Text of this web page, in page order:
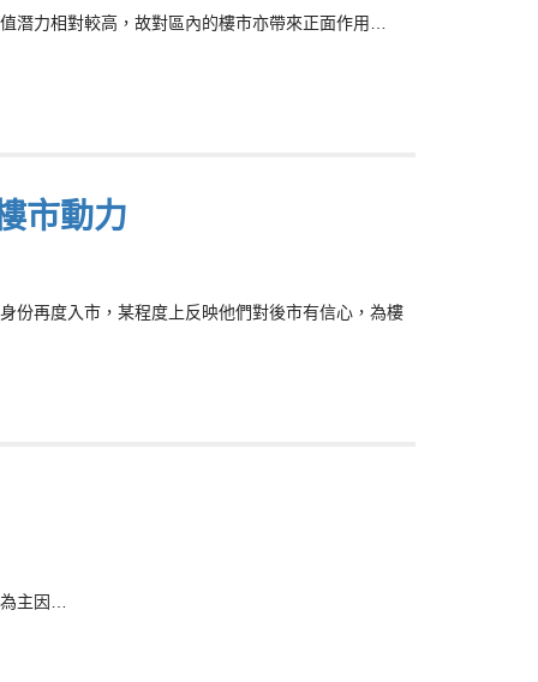
潛力相對較高，故對區內的樓市亦帶來正面作用…
市動力
份再度入市，某程度上反映他們對後市有信心，為樓
主因…